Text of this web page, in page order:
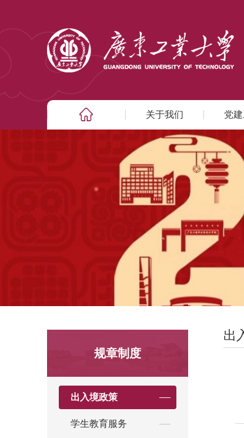
关于我们 党
规章制度
出入境政策
学生教育服务
出